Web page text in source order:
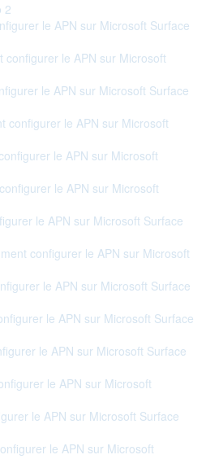
2
le APN sur Microsoft Surface
configurer le APN sur Microsoft
le APN sur Microsoft Surface
configurer le APN sur Microsoft
le APN sur Microsoft
le APN sur Microsoft
le APN sur Microsoft Surface
configurer le APN sur Microsoft
le APN sur Microsoft Surface
le APN sur Microsoft Surface
le APN sur Microsoft Surface
le APN sur Microsoft
le APN sur Microsoft Surface
le APN sur Microsoft